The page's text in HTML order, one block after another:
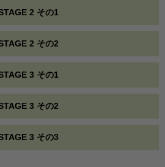
2 その1
2 その2
3 その1
3 その2
3 その3